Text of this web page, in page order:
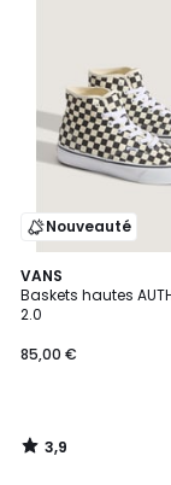
Nouveauté
VANS
Baskets hautes
2.0
85,00 €
3,9
/ 5
3,9
/